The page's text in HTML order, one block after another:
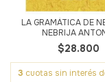
LA GRAMÁTICA DE
NEBRIJA
$28.800
3 cuotas sin interés